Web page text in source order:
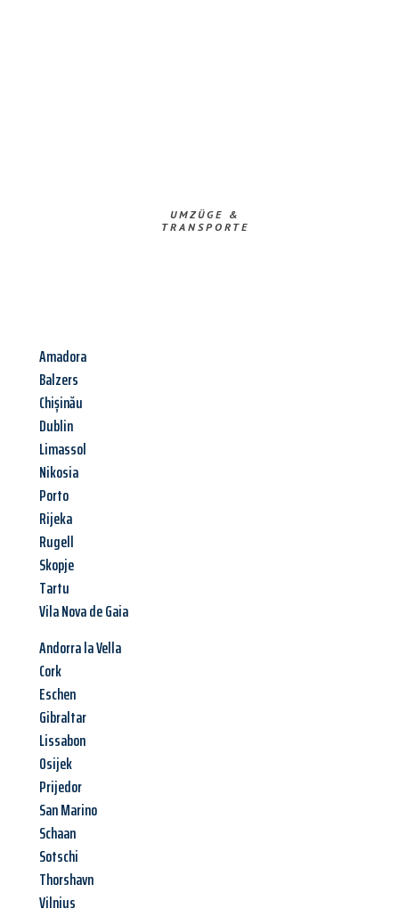
UMZÜGE &
TRANSPORTE
Amadora
Balzers
Chișinău
Dublin
Limassol
Nikosia
Porto
Rijeka
Rugell
Skopje
Tartu
Vila Nova de Gaia
Andorra la Vella
Cork
Eschen
Gibraltar
Lissabon
Osijek
Prijedor
San Marino
Schaan
Sotschi
Thorshavn
Vilnius